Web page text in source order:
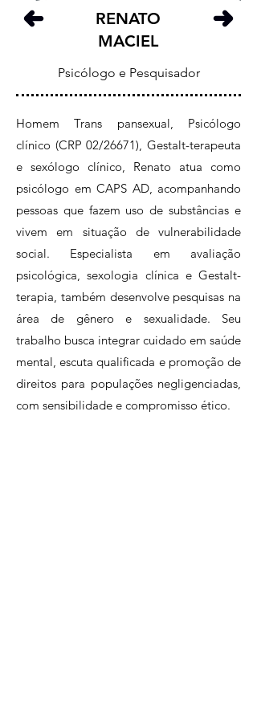
RENATO
MACIEL
Psicólogo e Pesquisador
Homem Trans pansexual, Psicólogo
clínico (CRP 02/26671), Gestalt-terapeuta
e sexólogo clínico, Renato atua como
psicólogo em CAPS AD, acompanhando
pessoas que fazem uso de substâncias e
vivem em situação de vulnerabilidade
social. Especialista em avaliação
psicológica, sexologia clínica e Gestalt-
terapia, também desenvolve pesquisas na
área de gênero e sexualidade. Seu
trabalho busca integrar cuidado em saúde
mental, escuta qualificada e promoção de
direitos para populações negligenciadas,
com sensibilidade e compromisso ético.